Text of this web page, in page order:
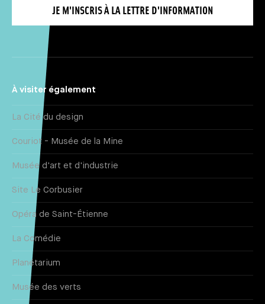
JE M'INSCRIS À LA LETTRE D'INFORMATION
À visiter également
La Cité du design
Couriot - Musée de la Mine
Musée d'art et d'industrie
Site Le Corbusier
Opéra de Saint-Étienne
La Comédie
Planétarium
Musée des verts